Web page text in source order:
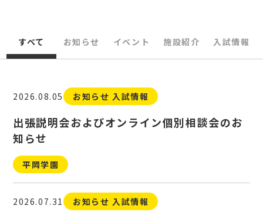
すべて お知らせ イベント 施設紹介 入試情報
2026.08.05 お知らせ 入試情報
出張説明会およびオンライン個別相談会のお
知らせ
平岡学園
2026.07.31 お知らせ 入試情報